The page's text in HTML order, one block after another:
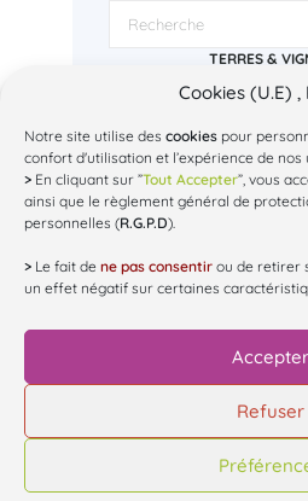
Cookies (U.E) ,
Notre site utilise des cookies pour
confort d'utilisation et l’expérience de nos
> En cliquant sur ”Tout Accepter”, vous
ainsi que le règlement général de
personnelles (R.G.P.D).
> Le fait de ne pas consentir ou de retirer
un effet négatif sur certaines
Accepter
Refuser
TERRES &
Espace
Tél:
Mail: contact@terres-
SUR
Chargez plus de
Suivez nous sur